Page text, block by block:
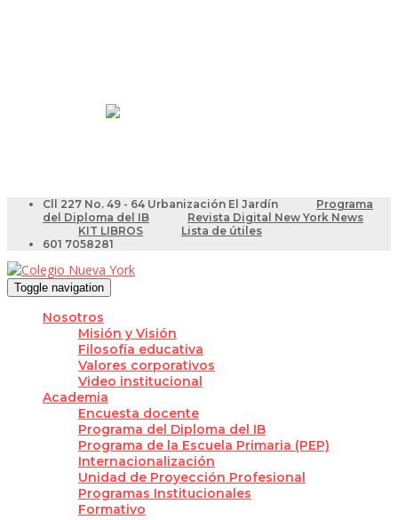
Cll 227 No. 49 - 64 Urbanización El Jardín
Programa
del Diploma del IB
Revista Digital New York News
KIT LIBROS
Lista de útiles
601 7058281
Toggle navigation
Nosotros
Misión y Visión
Filosofía educativa
Valores corporativos
Video institucional
Academia
Encuesta docente
Programa del Diploma del IB
Programa de la Escuela Primaria (PEP)
Internacionalización
Unidad de Proyección Profesional
Programas Institucionales
Formativo